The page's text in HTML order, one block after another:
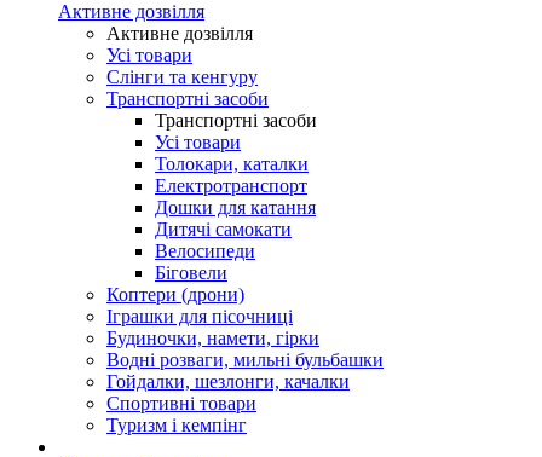
Активне дозвілля
Активне дозвілля
Усі товари
Слінги та кенгуру
Транспортні засоби
Транспортні засоби
Усі товари
Толокари, каталки
Електротранспорт
Дошки для катання
Дитячі самокати
Велосипеди
Біговели
Коптери (дрони)
Іграшки для пісочниці
Будиночки, намети, гірки
Водні розваги, мильні бульбашки
Гойдалки, шезлонги, качалки
Спортивні товари
Туризм і кемпінг